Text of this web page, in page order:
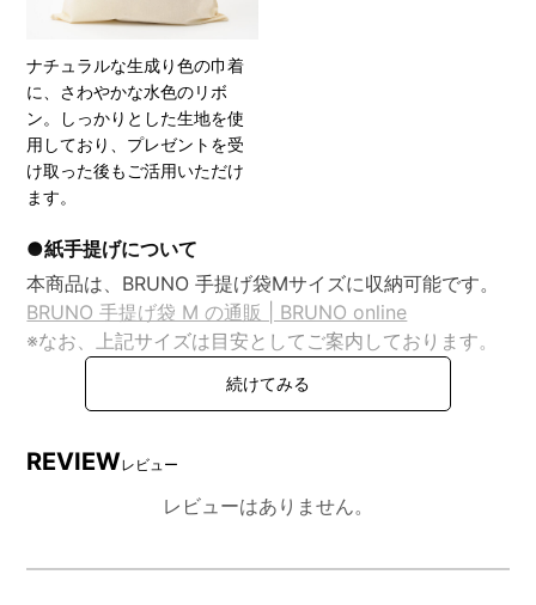
ナチュラルな生成り色の巾着
に、さわやかな水色のリボ
ン。しっかりとした生地を使
用しており、プレゼントを受
け取った後もご活用いただけ
ます。
●紙手提げについて
本商品は、BRUNO 手提げ袋Mサイズに収納可能です。
BRUNO 手提げ袋 M の通販 | BRUNO online
※なお、上記サイズは目安としてご案内しております。
商品の形状やサイズによっては、手提げ袋にきれいに収
まらない場合や、多少の型崩れが生じる可能性がござい
REVIEWレビュー
レビューはありません。